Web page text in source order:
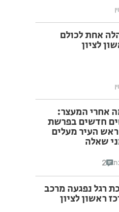
אחת לכולם
לציון
אחרי המעצר:
חדשים בפרשת
העיר מעלים
שאלה
2
רגל נפגעה מרכב
ראשון לציון